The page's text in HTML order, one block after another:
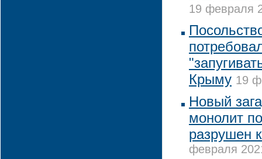
19 февраля
Крыму 19
Новый
монолит
разрушен
февраля